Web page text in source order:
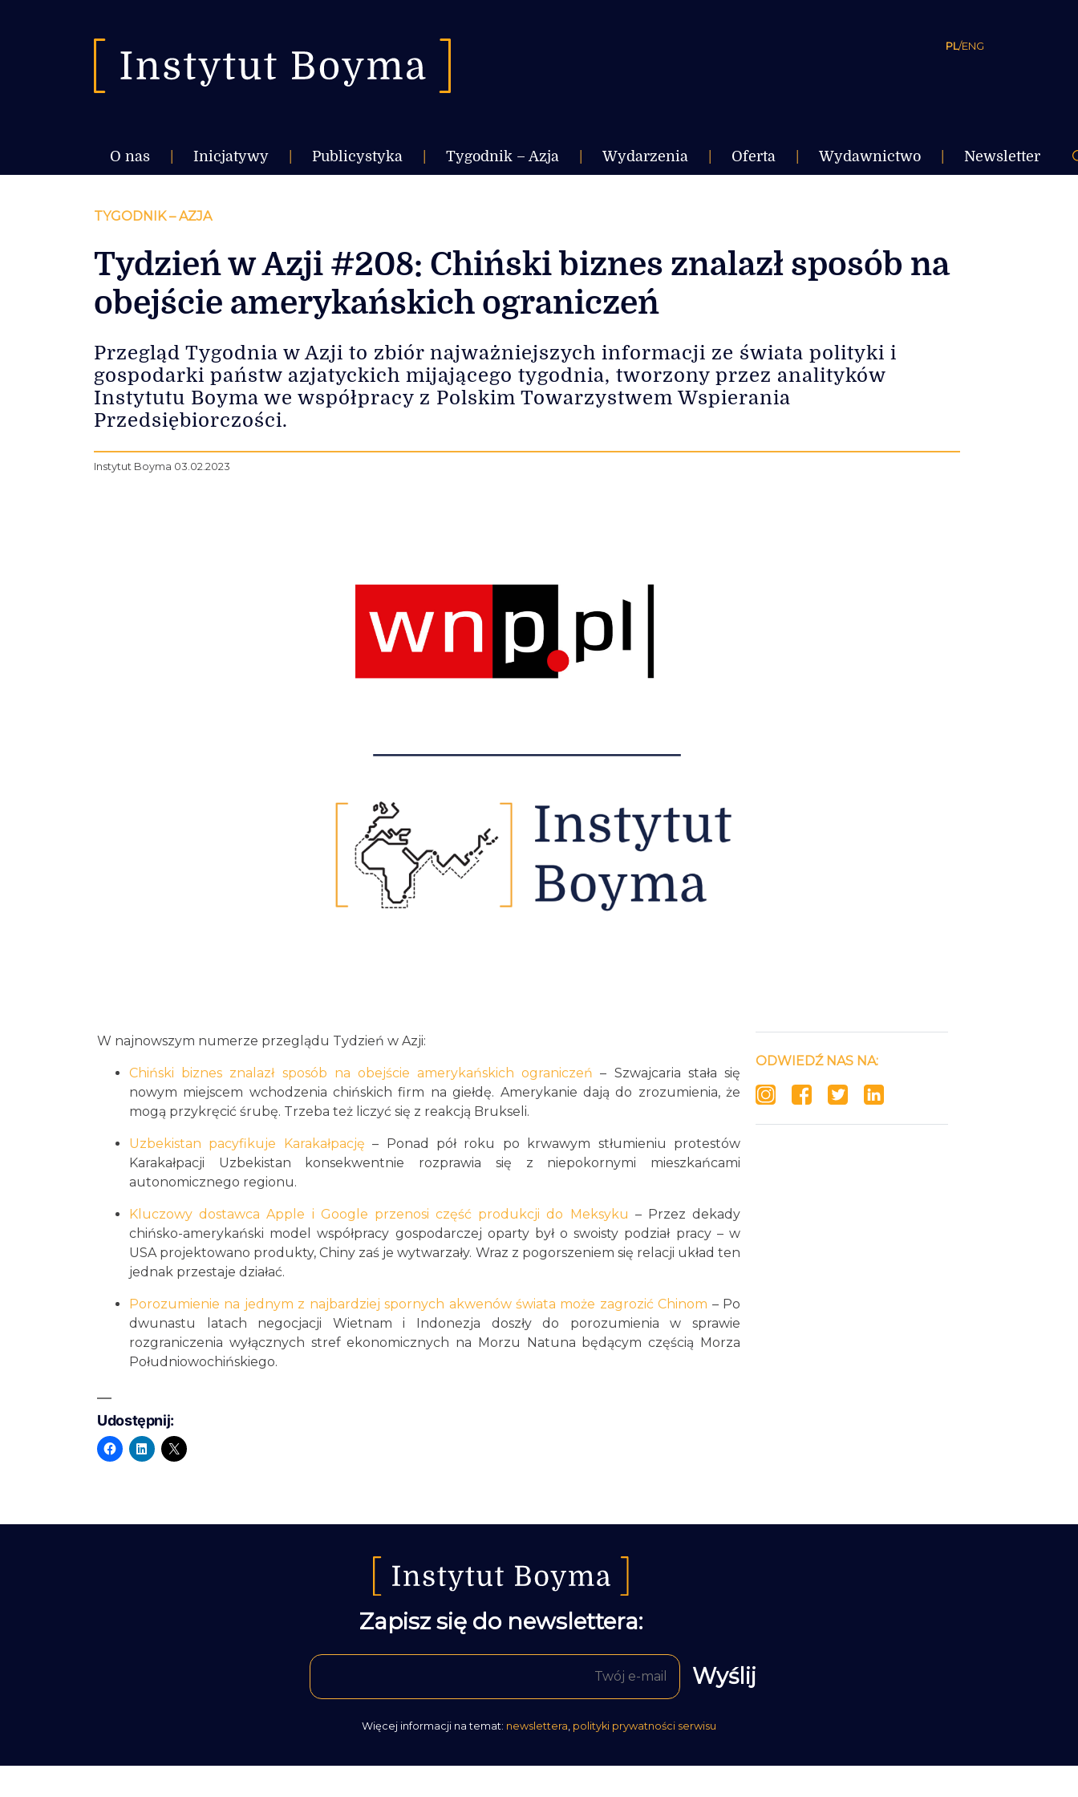
PL/ENG
O nas Inicjatywy Publicystyka Tygodnik – Azja Wydarzenia Oferta Wydawnictwo Newsletter
TYGODNIK – AZJA
Tydzień w Azji #208: Chiński biznes znalazł sposób na
obejście amerykańskich ograniczeń
Przegląd Tygodnia w Azji to zbiór najważniejszych informacji ze świata polityki i
gospodarki państw azjatyckich mijającego tygodnia, tworzony przez analityków
Instytutu Boyma we współpracy z Polskim Towarzystwem Wspierania
Przedsiębiorczości.
Instytut Boyma 03.02.2023
W najnowszym numerze przeglądu Tydzień w Azji:
Chiński biznes znalazł sposób na obejście amerykańskich ograniczeń– Szwajcaria stała się
nowym miejscem wchodzenia chińskich firm na giełdę. Amerykanie dają do zrozumienia, że
mogą przykręcić śrubę. Trzeba też liczyć się z reakcją Brukseli.
Uzbekistan pacyfikuje Karakałpację– Ponad pół roku po krwawym stłumieniu protestów
Karakałpacji Uzbekistan konsekwentnie rozprawia się z niepokornymi mieszkańcami
autonomicznego regionu.
Kluczowy dostawca Apple i Google przenosi część produkcji do Meksyku – Przez dekady
chińsko-amerykański model współpracy gospodarczej oparty był o swoisty podział pracy – w
USA projektowano produkty, Chiny zaś je wytwarzały. Wraz z pogorszeniem się relacji układ ten
jednak przestaje działać.
Porozumienie na jednym z najbardziej spornych akwenów świata może zagrozić Chinom – Po
dwunastu latach negocjacji Wietnam i Indonezja doszły do porozumienia w sprawie
rozgraniczenia wyłącznych stref ekonomicznych na Morzu Natuna będącym częścią Morza
Południowochińskiego.
Udostępnij:
ODWIEDŹ NAS NA:
Zapisz się do newslettera:
Więcej informacji na temat: newslettera polityki prywatności serwisu